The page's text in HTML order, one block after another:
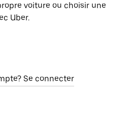
voiture ou choisir une
Uber.
Se connecter